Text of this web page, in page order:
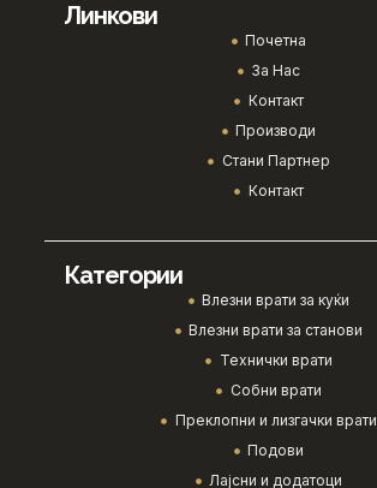
Линкови
Почетна
За Нас
Контакт
Производи
Стани Партнер
Контакт
Категории
Влезни врати за куќи
Влезни врати за станови
Технички врати
Собни врати
Преклопни и лизгачки врати
Подови
Лајсни и додатоци